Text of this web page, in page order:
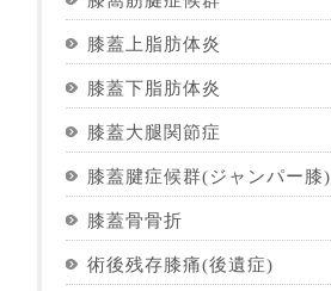
膝蓋上脂肪体炎
膝蓋下脂肪体炎
膝蓋大腿関節症
膝蓋腱症候群(ジャンパー膝)
膝蓋骨骨折
術後残存膝痛(後遺症)